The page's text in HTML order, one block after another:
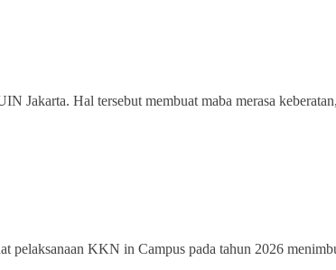
Jakarta. Hal tersebut membuat maba merasa
pelaksanaan KKN in Campus pada tahun 2026